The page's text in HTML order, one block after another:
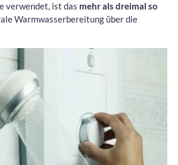
verwendet, ist das mehr als dreimal so
Warmwasserbereitung über die